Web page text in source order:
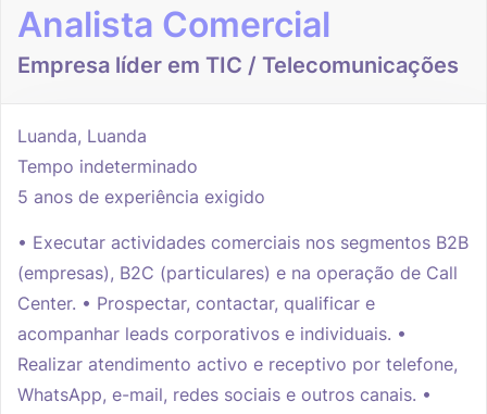
Analista Comercial
Empresa líder em TIC / Telecomunicações
Luanda, Luanda
Tempo indeterminado
5 anos de experiência exigido
• Executar actividades comerciais nos segmentos B2B
(empresas), B2C (particulares) e na operação de Call
Center. • Prospectar, contactar, qualificar e
acompanhar leads corporativos e individuais. •
Realizar atendimento activo e receptivo por telefone,
WhatsApp, e-mail, redes sociais e outros canais. •